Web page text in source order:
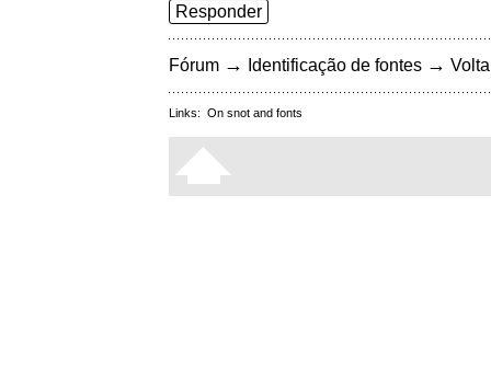
Responder
Fórum → Identificação de fontes →
Links: On snot and fonts